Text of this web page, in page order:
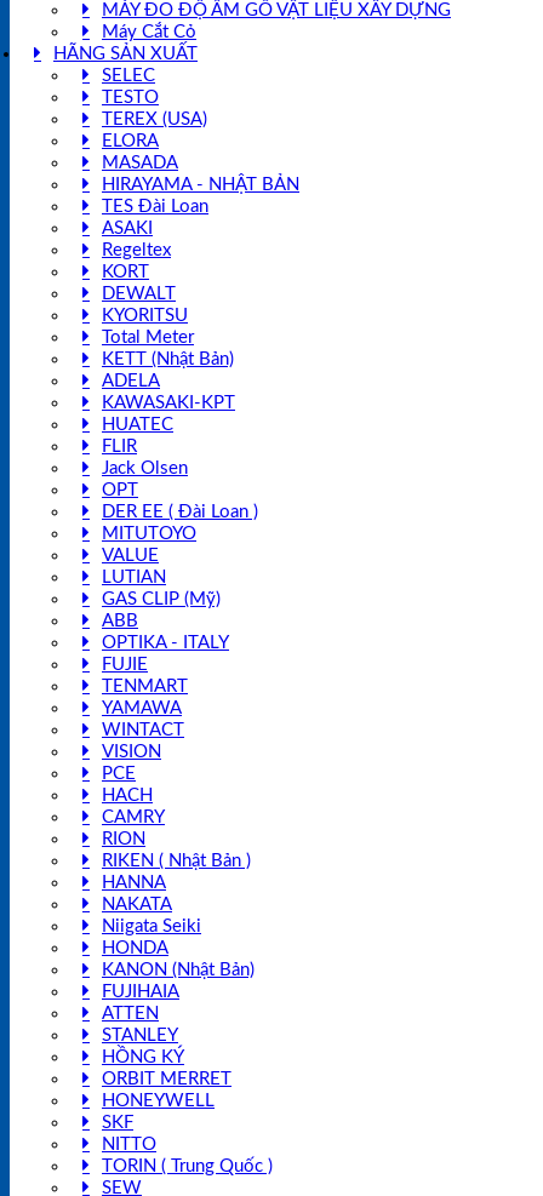
MÁY ĐO ĐỘ ẨM GỖ VẬT LIỆU XÂY DỰNG
Máy Cắt Cỏ
HÃNG SẢN XUẤT
SELEC
TESTO
TEREX (USA)
ELORA
MASADA
HIRAYAMA - NHẬT BẢN
TES Đài Loan
ASAKI
Regeltex
KORT
DEWALT
KYORITSU
Total Meter
KETT (Nhật Bản)
ADELA
KAWASAKI-KPT
HUATEC
FLIR
Jack Olsen
OPT
DER EE ( Đài Loan )
MITUTOYO
VALUE
LUTIAN
GAS CLIP (Mỹ)
ABB
OPTIKA - ITALY
FUJIE
TENMART
YAMAWA
WINTACT
VISION
PCE
HACH
CAMRY
RION
RIKEN ( Nhật Bản )
HANNA
NAKATA
Niigata Seiki
HONDA
KANON (Nhật Bản)
FUJIHAIA
ATTEN
STANLEY
HỒNG KÝ
ORBIT MERRET
HONEYWELL
SKF
NITTO
TORIN ( Trung Quốc )
SEW